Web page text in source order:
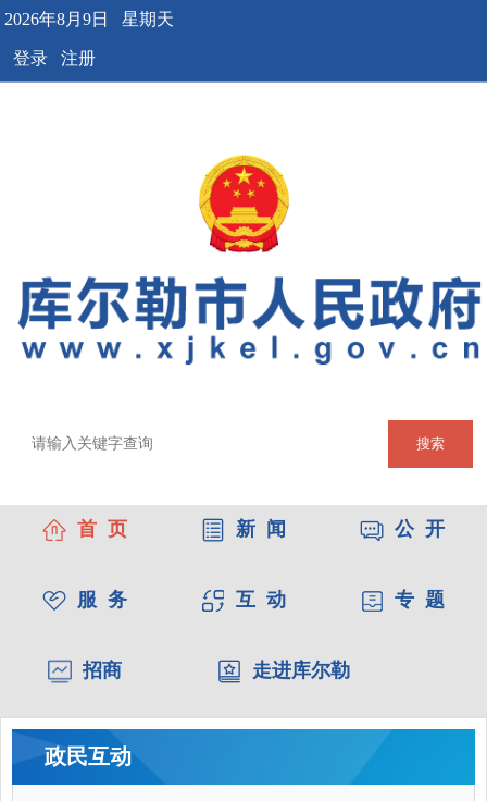
2026年8月9日 星期天
登录 注册
搜索
首 页 新 闻 公 开
服 务 互 动 专 题
招商 走进库尔勒
政民互动